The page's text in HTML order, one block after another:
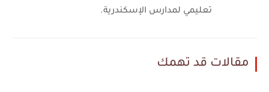
تعليمي لمدارس الإسكندرية.
مقالات قد تهمك